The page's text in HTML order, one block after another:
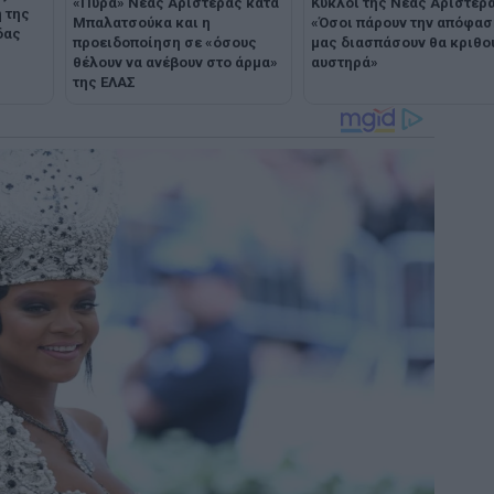
της
Μπαλατσούκα και η
προειδοποίηση σε «όσους
θέλουν να ανέβουν στο άρμα»
της ΕΛΑΣ
«Όσοι πάρουν την
μας διασπάσουν θα
αυστηρά»